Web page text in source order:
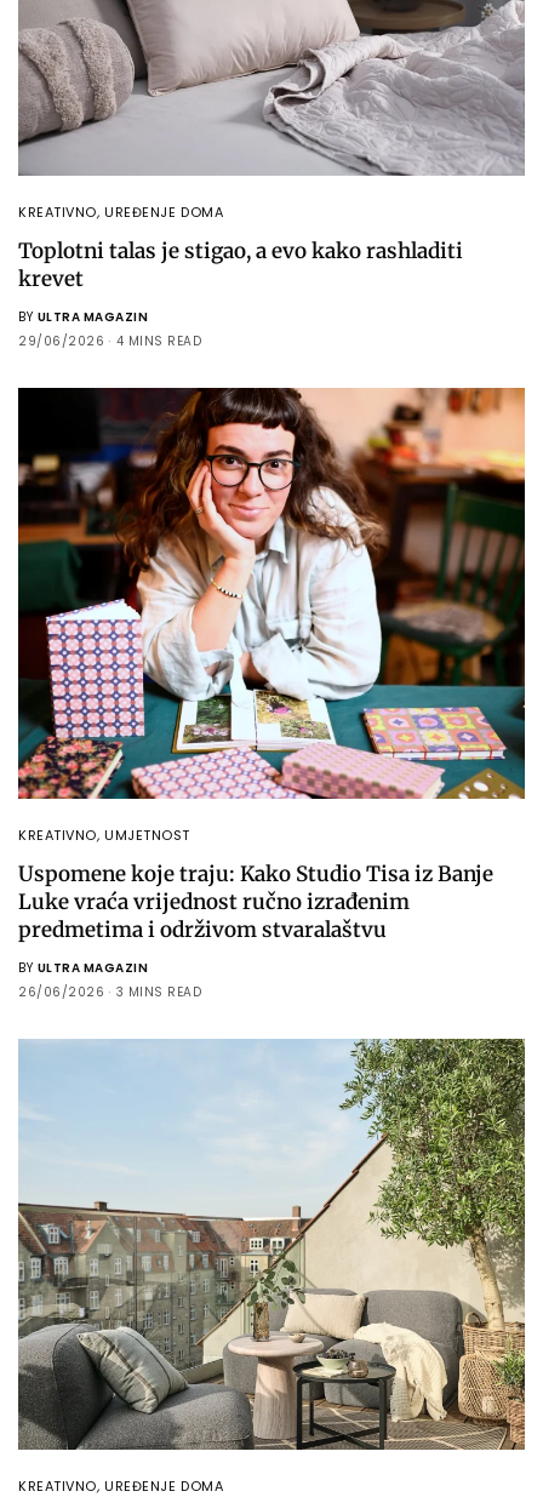
KREATIVNO,UREĐENJE DOMA
Toplotni talas je stigao, a evo kako rashladiti
krevet
BY ULTRA MAGAZIN
29/06/2026
4 MINS READ
KREATIVNO,UMJETNOST
Uspomene koje traju: Kako Studio Tisa iz Banje
Luke vraća vrijednost ručno izrađenim
predmetima i održivom stvaralaštvu
BY ULTRA MAGAZIN
26/06/2026
3 MINS READ
KREATIVNO,UREĐENJE DOMA